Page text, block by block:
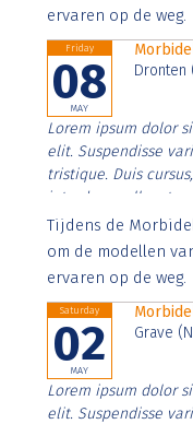
ervaren op de weg.
Friday
08
MAY
Dronten
Lorem ipsum dolor
elit. Suspendisse
tristique. Duis
interdum nulla, ut
Aenean faucibus
imperdiet. Nunc ut
Tijdens de
om de modellen
ervaren op de weg.
Saturday
02
MAY
Grave
Lorem ipsum dolor
elit. Suspendisse